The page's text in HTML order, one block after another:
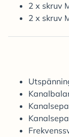
2 x skruv
2 x skruv